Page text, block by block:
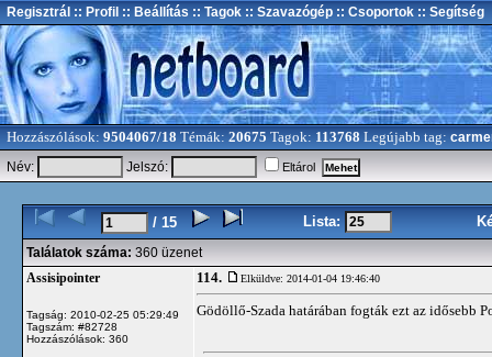
Regisztrál :: Profil :: Beállítás :: Tagok :: Szavazógép :: Csoportok :: Segítség
Hozzászólások: 9504067/18 Témák: 20675 Tagok: 113768 Legújabb tag:
Név:
Jelszó: Eltárol
/ 15 Lista:
Találatok száma: 360 üzenet
Assisipointer
Tagság: 2010-02-25 05:29:49
Tagszám: #82728
Hozzászólások: 360
114. Elküldve: 2014-01-04 19:46:40
Gödöllő-Szada határában fogták ezt az idősebb